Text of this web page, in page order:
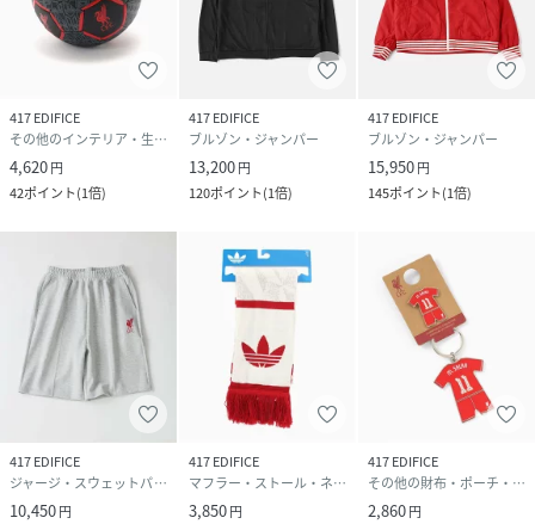
417 EDIFICE
その他のインテリア・生活雑貨
4,620円
42ポイント(1倍)
417 EDIFICE
ブルゾン・ジャンパー
13,200円
120ポイント(1倍)
417 EDIFICE
ブルゾン・ジャンパー
15,950円
145ポイント(1倍)
417 EDIFICE
ジャージ・スウェットパンツ
10,450円
417 EDIFICE
マフラー・ストール・ネックウォーマー
3,850円
417 EDIFICE
その他の財布・ポーチ・ケース
2,860円